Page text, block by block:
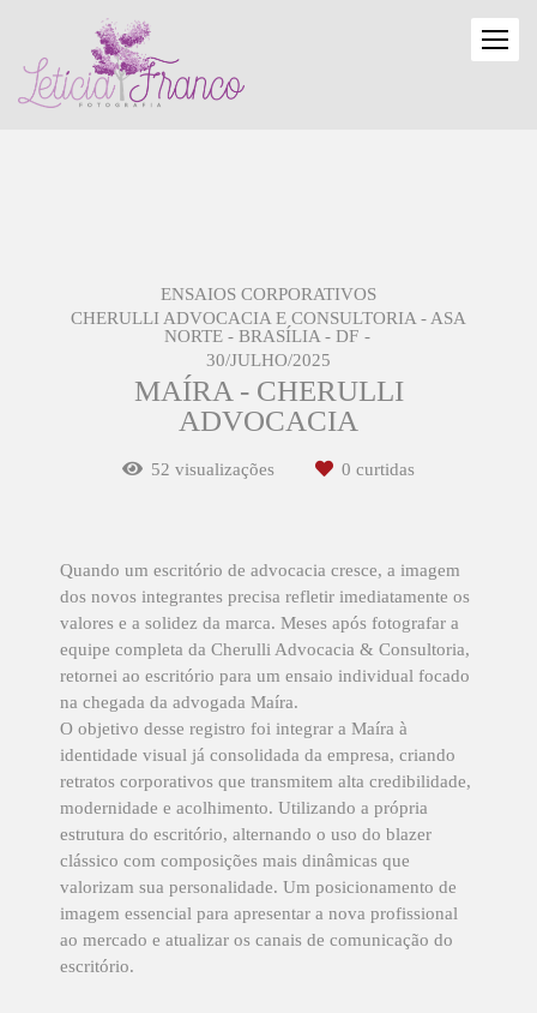
ENSAIOS CORPORATIVOS
CHERULLI ADVOCACIA E CONSULTORIA - ASA
NORTE - BRASÍLIA - DF
30/JULHO/2025
MAÍRA - CHERULLI
ADVOCACIA
52 visualizações 0 curtidas
Quando um escritório de advocacia cresce, a imagem
dos novos integrantes precisa refletir imediatamente os
valores e a solidez da marca. Meses após fotografar a
equipe completa da Cherulli Advocacia & Consultoria,
retornei ao escritório para um ensaio individual focado
na chegada da advogada Maíra.
O objetivo desse registro foi integrar a Maíra à
identidade visual já consolidada da empresa, criando
retratos corporativos que transmitem alta credibilidade,
modernidade e acolhimento. Utilizando a própria
estrutura do escritório, alternando o uso do blazer
clássico com composições mais dinâmicas que
valorizam sua personalidade. Um posicionamento de
imagem essencial para apresentar a nova profissional
ao mercado e atualizar os canais de comunicação do
escritório.